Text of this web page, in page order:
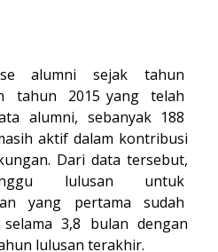
alumni sejak tahun
tahun 2015 yang telah
alumni, sebanyak 188
aktif dalam kontribusi
Dari data tersebut,
lulusan untuk
yang pertama sudah
3,8 bulan dengan
lulusan terakhir.